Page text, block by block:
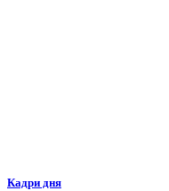
Кадри дня